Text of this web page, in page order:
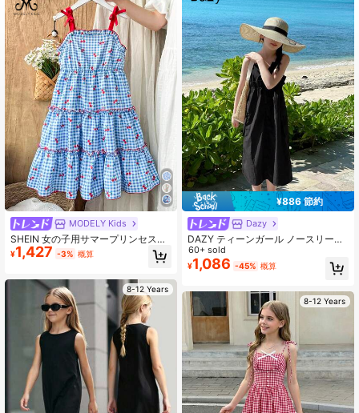
4.94 810K フォロワー
4.94 810K フォロワー
MODELY Kids
SHEIN 女の子用サマープリンセスス
タイル エネルギッシュなさくらチェ
ック柄リボンストラップドレス
¥1,427 -3% 概算
8-12 Years
¥886 節約
Dazy
DAZY ティーンガール ノースリーブ
織物 春夏ドレス、ティーンガール 秋
服 バケーション
60+ sold
¥1,086 -45% 概算
8-12 Years